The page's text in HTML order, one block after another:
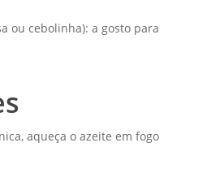
ou cebolinha): a gosto para
aqueça o azeite em fogo